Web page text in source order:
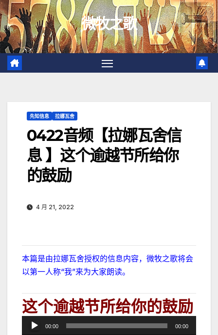
跳
至
内
容
微牧之歌
先知信息 拉娜瓦舍
0422音频【拉娜瓦舍信
息 】这个逾越节所给你
的鼓励
4 月 21, 2022
本篇是由拉娜瓦舍授权的信息内容，微牧之歌将会
以第一人称“我”来为大家朗读。
这个逾越节所给你的鼓励
00:00 00:00